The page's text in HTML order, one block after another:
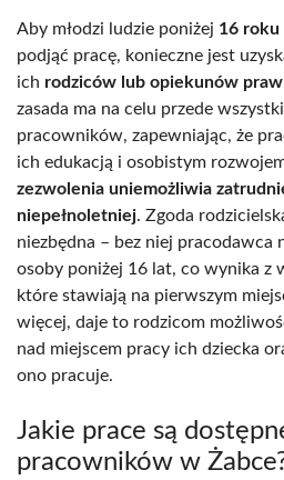
Aby młodzi ludzie poniżej 16 roku
podjąć pracę, konieczne jest
ich rodziców lub opiekunów
zasada ma na celu przede
pracowników, zapewniając, że
ich edukacją i osobistym
zezwolenia uniemożliwia
niepełnoletniej. Zgoda
niezbędna – bez niej pracodawca
osoby poniżej 16 lat, co wynika z
które stawiają na pierwszym
więcej, daje to rodzicom
nad miejscem pracy ich dziecka
ono pracuje.
Jakie prace są
pracowników w